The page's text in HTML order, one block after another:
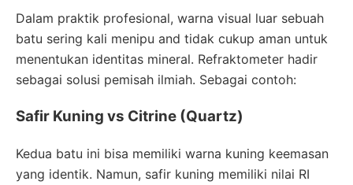
Dalam praktik profesional, warna visual luar sebuah
batu sering kali menipu and tidak cukup aman untuk
menentukan identitas mineral. Refraktometer hadir
sebagai solusi pemisah ilmiah. Sebagai contoh:
Safir Kuning vs Citrine (Quartz)
Kedua batu ini bisa memiliki warna kuning keemasan
yang identik. Namun, safir kuning memiliki nilai RI